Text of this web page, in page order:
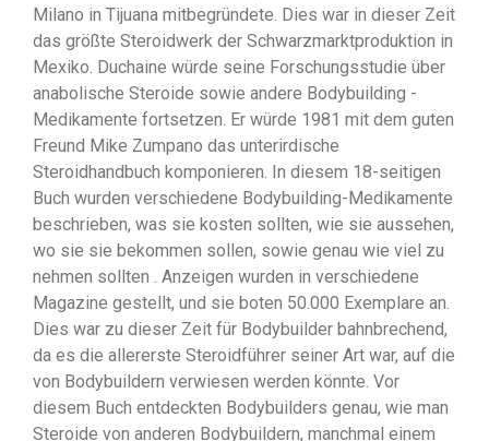
Milano in Tijuana mitbegründete. Dies war in dieser Zeit
das größte Steroidwerk der Schwarzmarktproduktion in
Mexiko. Duchaine würde seine Forschungsstudie über
anabolische Steroide sowie andere Bodybuilding -
Medikamente fortsetzen. Er würde 1981 mit dem guten
Freund Mike Zumpano das unterirdische
Steroidhandbuch komponieren. In diesem 18-seitigen
Buch wurden verschiedene Bodybuilding-Medikamente
beschrieben, was sie kosten sollten, wie sie aussehen,
wo sie sie bekommen sollen, sowie genau wie viel zu
nehmen sollten . Anzeigen wurden in verschiedene
Magazine gestellt, und sie boten 50.000 Exemplare an.
Dies war zu dieser Zeit für Bodybuilder bahnbrechend,
da es die allererste Steroidführer seiner Art war, auf die
von Bodybuildern verwiesen werden könnte. Vor
diesem Buch entdeckten Bodybuilders genau, wie man
Steroide von anderen Bodybuildern, manchmal einem